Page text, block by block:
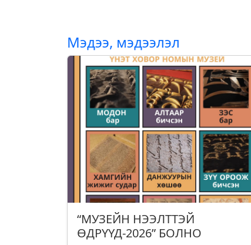
Мэдээ, мэдээлэл
“МУЗЕЙН НЭЭЛТТЭЙ
ӨДРҮҮД-2026” БОЛНО